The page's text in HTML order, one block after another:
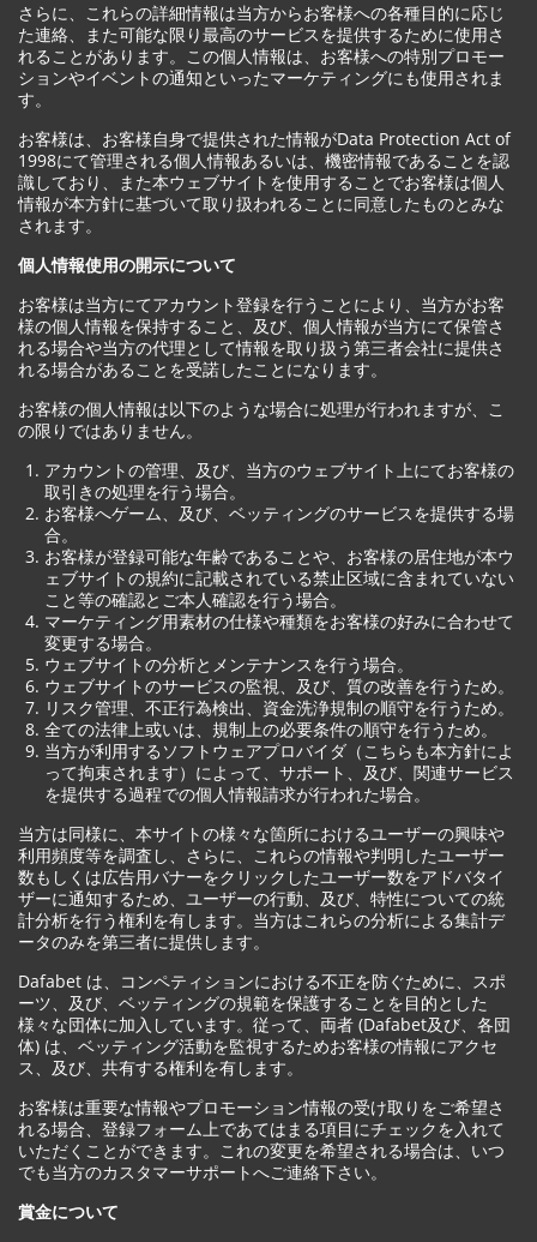
さらに、これらの詳細情報は当方からお客様への各種目的に応じ
た連絡、また可能な限り最高のサービスを提供するために使用さ
れることがあります。この個人情報は、お客様への特別プロモー
ションやイベントの通知といったマーケティングにも使用されま
す。
お客様は、お客様自身で提供された情報がData Protection Act of
1998にて管理される個人情報あるいは、機密情報であることを認
識しており、また本ウェブサイトを使用することでお客様は個人
情報が本方針に基づいて取り扱われることに同意したものとみな
されます。
個人情報使用の開示について
お客様は当方にてアカウント登録を行うことにより、当方がお客
様の個人情報を保持すること、及び、個人情報が当方にて保管さ
れる場合や当方の代理として情報を取り扱う第三者会社に提供さ
れる場合があることを受諾したことになります。
お客様の個人情報は以下のような場合に処理が行われますが、こ
の限りではありません。
アカウントの管理、及び、当方のウェブサイト上にてお客様の
取引きの処理を行う場合。
お客様へゲーム、及び、ベッティングのサービスを提供する場
合。
お客様が登録可能な年齢であることや、お客様の居住地が本ウ
ェブサイトの規約に記載されている禁止区域に含まれていない
こと等の確認とご本人確認を行う場合。
マーケティング用素材の仕様や種類をお客様の好みに合わせて
変更する場合。
ウェブサイトの分析とメンテナンスを行う場合。
ウェブサイトのサービスの監視、及び、質の改善を行うため。
リスク管理、不正行為検出、資金洗浄規制の順守を行うため。
全ての法律上或いは、規制上の必要条件の順守を行うため。
当方が利用するソフトウェアプロバイダ（こちらも本方針によ
って拘束されます）によって、サポート、及び、関連サービス
を提供する過程での個人情報請求が行われた場合。
当方は同様に、本サイトの様々な箇所におけるユーザーの興味や
利用頻度等を調査し、さらに、これらの情報や判明したユーザー
数もしくは広告用バナーをクリックしたユーザー数をアドバタイ
ザーに通知するため、ユーザーの行動、及び、特性についての統
計分析を行う権利を有します。当方はこれらの分析による集計デ
ータのみを第三者に提供します。
Dafabet は、コンペティションにおける不正を防ぐために、スポ
ーツ、及び、ベッティングの規範を保護することを目的とした
様々な団体に加入しています。従って、両者 (Dafabet及び、各団
体) は、ベッティング活動を監視するためお客様の情報にアクセ
ス、及び、共有する権利を有します。
お客様は重要な情報やプロモーション情報の受け取りをご希望さ
れる場合、登録フォーム上であてはまる項目にチェックを入れて
いただくことができます。これの変更を希望される場合は、いつ
でも当方のカスタマーサポートへご連絡下さい。
賞金について